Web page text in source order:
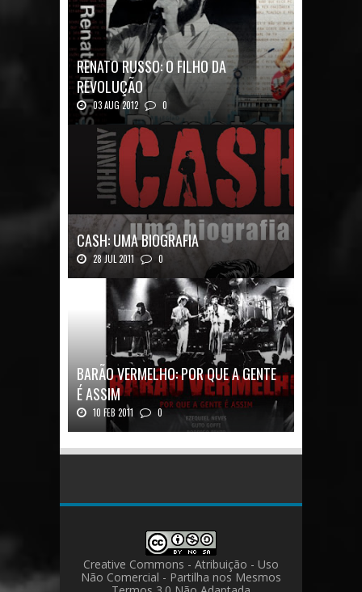
RENATO RUSSO: O FILHO DA
REVOLUÇÃO
03 AUG 2012 0
Renato Russo: O Filho da Revolução Autor: Car...
CASH: UMA BIOGRAFIA
28 JUL 2011 0
Quadrinhos alemães contam a história de um
BARÃO VERMELHO: POR QUE A GENTE
É ASSIM
10 FEB 2011 0
Barão Vermelho: Por que a Gente é
Creative Commons - Atribuição - Uso
Não Comercial - Partilha nos Mesmos